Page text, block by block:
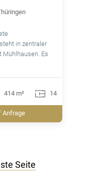
in zentraler
Mühlhausen. Es
414 m² 14
Anfrage
Seite